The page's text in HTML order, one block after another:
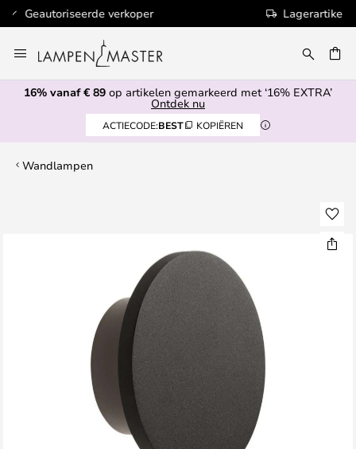
Lagerartikelen worden binnen 1 werkdag verzonden
naar
de
inhoud
16% vanaf € 89 op artikelen gemarkeerd met ‘16% EXTRA’
Ontdek nu
ACTIECODE:BEST KOPIËREN
Wandlampen